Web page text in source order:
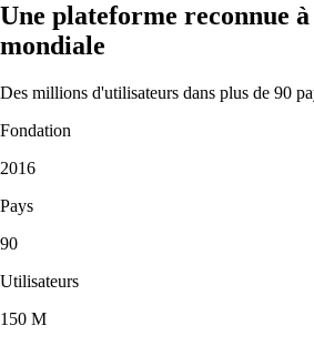
Une plateforme reconnue
mondiale
Des millions d'utilisateurs dans plus de 90
Fondation
2016
Pays
90
Utilisateurs
150 M